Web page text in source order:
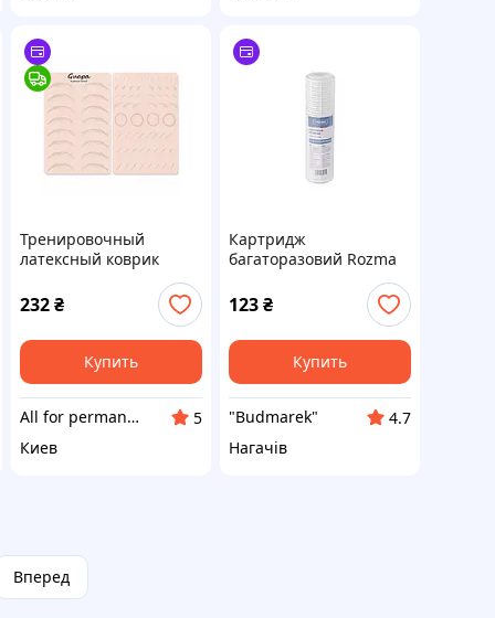
Тренировочный
латексный коврик
232₴
Купить
All for permanent make-up
5
Киев
Картридж
багаторазовий Rozma
123₴
Купить
"Budmarek"
4.7
Нагачів
Вперед